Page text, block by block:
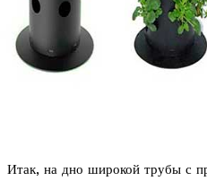
Итак, на дно широкой трубы с